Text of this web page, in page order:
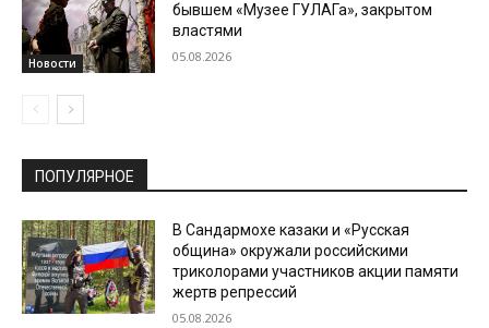
Новости
бывшем «Музее ГУЛАГа», закрытом
властями
05.08.2026
ПОПУЛЯРНОЕ
В Сандармохе казаки и «Русская
община» окружали российскими
триколорами участников акции памяти
жертв репрессий
05.08.2026